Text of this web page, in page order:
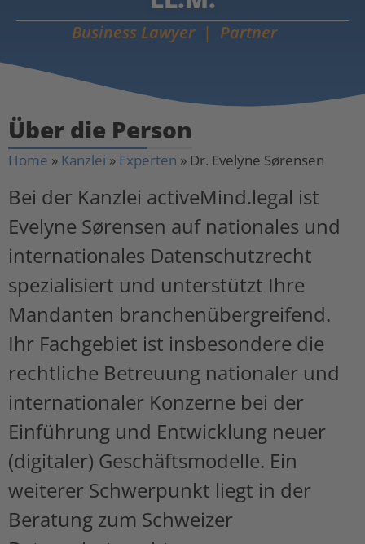
Business Lawyer Partner
Über die Person
Home » Kanzlei » Experten » Dr. Evelyne Sørensen
Bei der Kanzlei activeMind.legal ist
Evelyne Sørensen auf nationales und
internationales Datenschutzrecht
spezialisiert und unterstützt Ihre
Mandanten branchenübergreifend.
Ihr Fachgebiet ist insbesondere die
rechtliche Betreuung nationaler und
internationaler Konzerne bei der
Einführung und Entwicklung neuer
(digitaler) Geschäftsmodelle. Ein
weiterer Schwerpunkt liegt in der
Beratung zum Schweizer